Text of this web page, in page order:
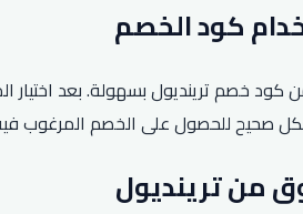
كود الخصم
كود خصم ترينديول بسهولة. بعد
صحيح للحصول على الخصم المرغوب
من ترينديول